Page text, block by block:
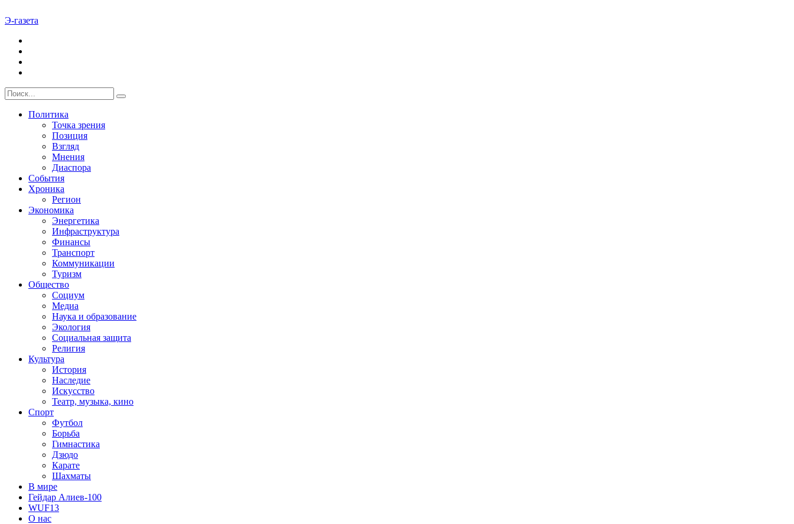
Э-газета
Политика
Точка зрения
Позиция
Взгляд
Мнения
Диаспора
События
Хроника
Регион
Экономика
Энергетика
Инфраструктура
Финансы
Транспорт
Коммуникации
Туризм
Общество
Социум
Медиа
Наука и образование
Экология
Социальная защита
Религия
Культура
История
Наследие
Искусство
Театр, музыка, кино
Спорт
Футбол
Борьба
Гимнастика
Дзюдо
Карате
Шахматы
В мире
Гейдар Алиев-100
WUF13
О нас